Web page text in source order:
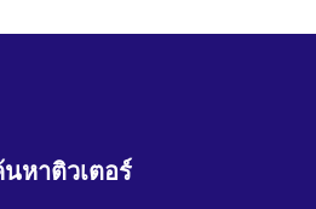
หาติวเตอร์